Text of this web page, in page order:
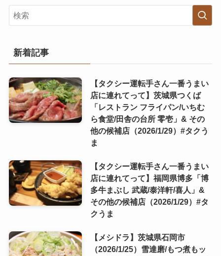
新着記事
【タクシー運転手さん一番うまい
店に連れてって】茨城県つくば
「レストラン フライパン/いちむ
ら食堂/田舎の台所 零壱」& その
他の候補店（2026/1/29）#タクう
ま
【タクシー運転手さん一番うまい
店に連れてって】福岡県博多「博
多牛まぶし 武蔵/泰洋軒/喜人」&
その他の候補店（2026/1/29）#タ
クうま
【メシドラ】茨城県石岡市
（2026/1/25）雪達磨/もつ煮もッ